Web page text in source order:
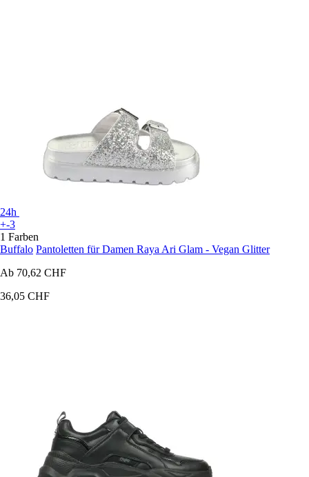
24h
+-3
1 Farben
Buffalo Pantoletten für Damen Raya Ari Glam - Vegan Glitter
Ab 70,62 CHF
36,05 CHF